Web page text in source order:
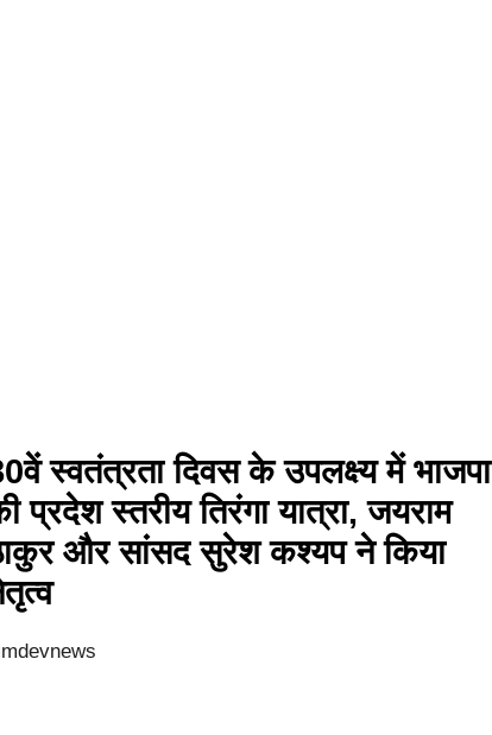
स्वतंत्रता दिवस के उपलक्ष्य में भाजपा
प्रदेश स्तरीय तिरंगा यात्रा, जयराम
और सांसद सुरेश कश्यप ने किया